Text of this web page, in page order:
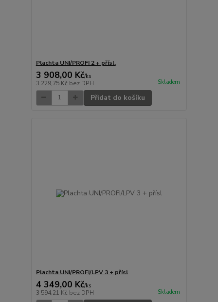
Plachta UNI/PROFI 2 + přísl.
3 908,00 Kč/ks
3 229,75 Kč bez DPH Skladem
Přidat do košíku
Plachta UNI/PROFI/LPV 3 + přísl
4 349,00 Kč/ks
3 594,21 Kč bez DPH Skladem